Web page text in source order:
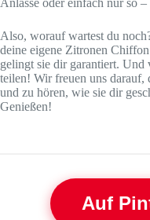
Also, worauf wartest du
deine eigene Zitronen
gelingt sie dir garantiert. Und
teilen! Wir freuen uns darauf,
und zu hören, wie sie dir
Genießen!
Auf